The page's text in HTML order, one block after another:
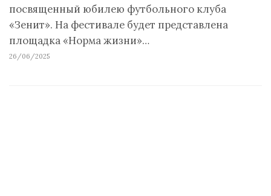
посвященный юбилею футбольного клуба
«Зенит». На фестивале будет представлена
площадка «Норма жизни»…
26/06/2025